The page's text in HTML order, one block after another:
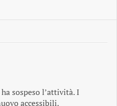
sospeso l’attività. I
accessibili.